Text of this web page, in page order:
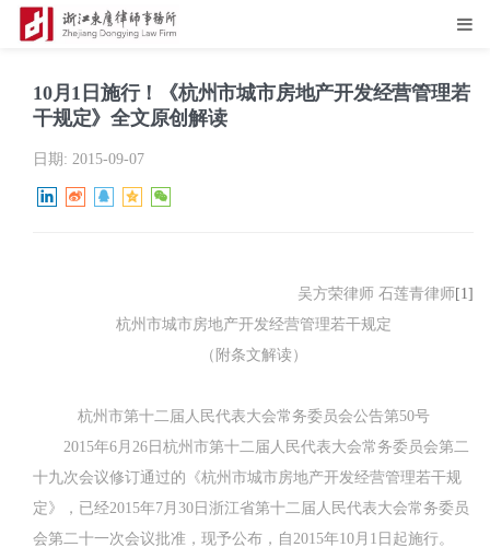
10月1日施行！《杭州市城市房地产开发经营管理若
干规定》全文原创解读
日期: 2015-09-07
吴方荣律师 石莲青律师[1]
杭州市城市房地产开发经营管理若干规定
（附条文解读）
杭州市第十二届人民代表大会常务委员会公告第50号
2015年6 月 26日 杭州市第十二届人民代表大会常务委员会第二
十九次会议修订通过的《杭州市城市房地产开发经营管理若干规
定》，已经2015年7 月 30日 浙江省第十二届人民代表大会常务委员
会第二十一次会议批准，现予公布，自 2015年10 月 1 日 起施行。